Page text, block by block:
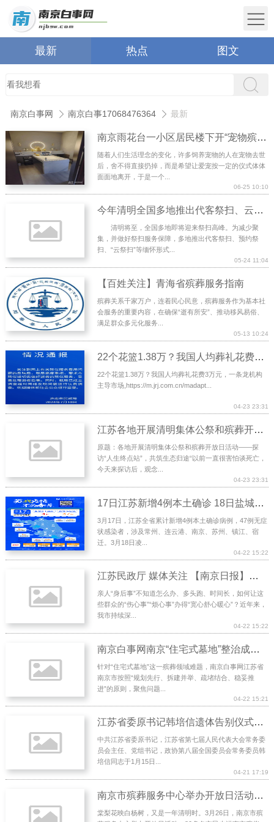
最新 热点 图文
南京白事网 南京白事17068476364 最新
南京雨花台一小区居民楼下开“宠物殡葬店” 楼上业主瘆得慌
随着人们生活理念的变化，许多饲养宠物的人在宠物去世
后，舍不得直接扔掉，而是希望让爱宠按一定的仪式体体
面面地离开，于是一个...
06-25 10:10
今年清明全国多地推出代客祭扫、云祭扫等便民服务
清明将至，全国多地即将迎来祭扫高峰。为减少聚
集，并做好祭扫服务保障，多地推出代客祭扫、预约祭
扫、“云祭扫”等缅怀形式...
05-24 11:04
【百姓关注】青海省殡葬服务指南
殡葬关系千家万户，连着民心民意，殡葬服务作为基本社
会服务的重要内容，在确保“逝有所安”、推动移风易俗、
满足群众多元化服务...
05-13 10:24
22个花篮1.38万？我国人均葬礼花费3万元，一条龙机构主导市场
22个花篮1.38万？我国人均葬礼花费3万元，一条龙机构
主导市场,https://m.jrj.com.cn/madapt...
04-23 23:31
江苏各地开展清明集体公祭和殡葬开放日活动
原题：各地开展清明集体公祭和殡葬开放日活动——探
访“人生终点站”，共筑生态归途“以前一直很害怕谈死亡，
今天来探访后，观念...
04-23 23:31
17日江苏新增4例本土确诊 18日盐城通报1例阳性
3月17日，江苏全省累计新增4例本土确诊病例，47例无症
状感染者，涉及常州、连云港、南京、苏州、镇江、宿
迁。3月18日凌...
04-22 15:22
江苏民政厅 媒体关注 【南京日报】推进身后“一‘键’事”改革，推出“暖心身后事”代办改革，探索“标准
亲人“身后事”不知道怎么办、多头跑、时间长，如何让这
些群众的“伤心事”“烦心事”办得“宽心舒心暖心”？近年来，
我市持续深...
04-22 15:22
南京白事网南京“住宅式墓地”整治成效与启示
针对“住宅式墓地”这一殡葬领域难题，南京白事网江苏省
南京市按照“规划先行、拆建并举、疏堵结合、稳妥推
进”的原则，聚焦问题...
04-22 15:21
江苏省委原书记韩培信遗体告别仪式在南京举行
中共江苏省委原书记，江苏省第七届人民代表大会常务委
员会主任、党组书记，政协第八届全国委员会常务委员韩
培信同志于1月15日...
04-21 17:19
南京市殡葬服务中心举办开放日活动，市民近距离了解“生命最后一站”
棠梨花映白杨树，又是一年清明时。3月26日，南京市殡